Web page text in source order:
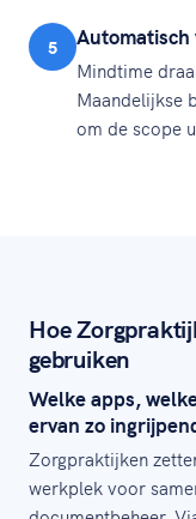
5
Mindtime
Maandelijkse
om de scope
Hoe
gebruiken
Welke apps,
ervan zo
Zorgpraktijken
werkplek voor